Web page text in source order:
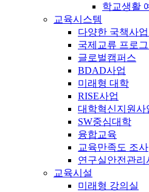
학교생활
교육시스템
다양한 국책사
국제교류 프로
글로벌캠퍼스
BDAD사업
미래형 대학
RISE사업
대학혁신지원사
SW중심대학
융합교육
교육만족도 조사
연구실안전관리
교육시설
미래형 강의실